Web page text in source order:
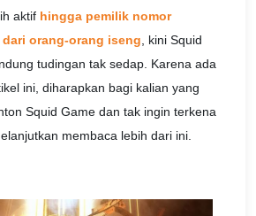
aktif hingga pemilik nomor
orang-orang iseng , kini Squid
tudingan tak sedap. Karena ada
ini, diharapkan bagi kalian yang
Squid Game dan tak ingin terkena
membaca lebih dari ini.